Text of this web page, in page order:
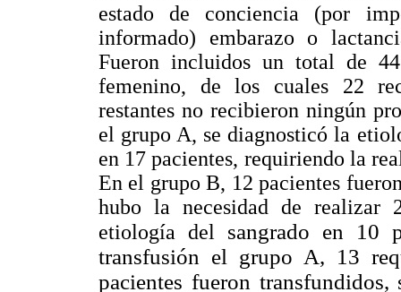
estado de conciencia (por
informado) embarazo o
Fueron incluidos un total de
femenino, de los cuales 22
restantes no recibieron ningún
el grupo A, se diagnosticó la
en 17 pacientes, requiriendo la
En el grupo B, 12 pacientes
hubo la necesidad de realizar
etiología del sangrado en 10
transfusión el grupo A, 13
pacientes fueron